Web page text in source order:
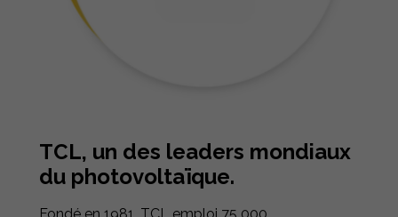
TCL, un des leaders mondiaux
du photovoltaïque.